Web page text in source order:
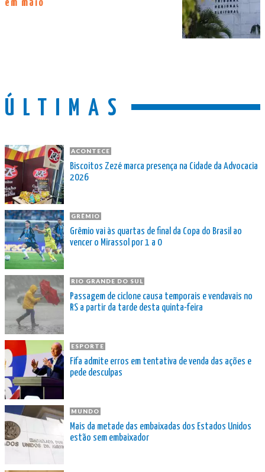
em maio
ÚLTIMAS
ACONTECE
Biscoitos Zezé marca presença na Cidade da Advocacia
2026
GRÊMIO
Grêmio vai às quartas de final da Copa do Brasil ao
vencer o Mirassol por 1 a 0
RIO GRANDE DO SUL
Passagem de ciclone causa temporais e vendavais no
RS a partir da tarde desta quinta-feira
ESPORTE
Fifa admite erros em tentativa de venda das ações e
pede desculpas
MUNDO
Mais da metade das embaixadas dos Estados Unidos
estão sem embaixador